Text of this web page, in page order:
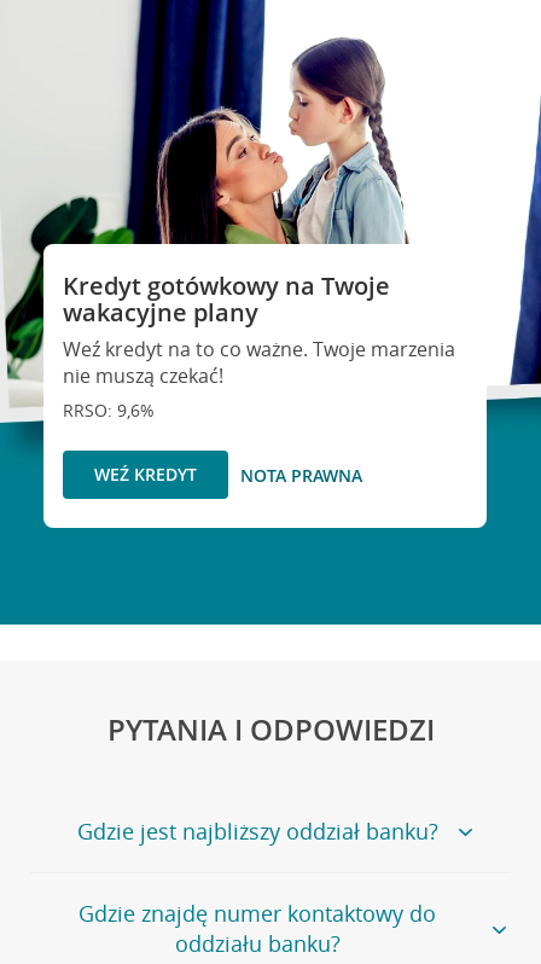
Kredyt gotówkowy na Twoje
wakacyjne plany
Weź kredyt na to co ważne. Twoje marzenia
nie muszą czekać!
RRSO: 9,6%
WEŹ KREDYT NOTA PRAWNA
PYTANIA I ODPOWIEDZI
Gdzie jest najbliższy oddział banku?
Jeśli szukasz oddziału naszego banku, zapraszamy na
stronęPlacówki i bankomaty, na której znajduje się
wygodna wyszukiwarka.
Gdzie znajdę numer kontaktowy do
oddziału banku?